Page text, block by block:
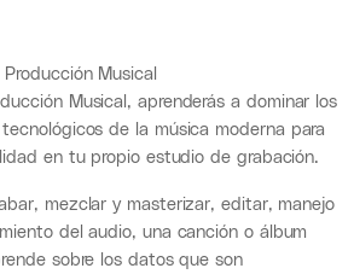
Musical
Musical, aprenderás a dominar los
de la música moderna para
en tu propio estudio de grabación.
mezclar y masterizar, editar, manejo
del audio, una canción o álbum
sobre los datos que son